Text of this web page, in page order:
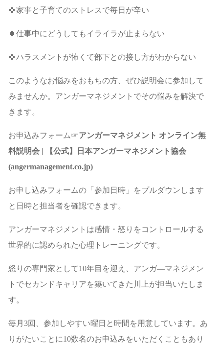
🍀家事と子育てのストレスで毎日が辛い
🍀仕事中にどうしてもイライラが止まらない
🍀ハラスメントが怖くて部下との接し方がわからない
このようなお悩みをおもちの方、ぜひ説明会に参加して
みませんか。アンガーマネジメントでその悩みを解決で
きます。
お申込みフォーム☞アンガーマネジメント オンライン無
料説明会 | 【公式】日本アンガーマネジメント協会
(angermanagement.co.jp)
お申し込みフォームの「参加日時」をプルダウンします
と日時と担当者を確認できます。
アンガーマネジメントは感情・怒りをコントロールする
世界的に認められた心理トレーニングです。
怒りの専門家として10年目を迎え、アンガ―マネジメン
トでセカンドキャリアを築いてきた川上が担当いたしま
す。
毎月3回、参加しやすい曜日と時間を用意しています。あ
りがたいことに10数名のお申込みをいただくこともあり